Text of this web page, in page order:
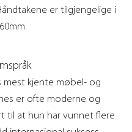
er tilgjengelige i
mest kjente møbel- og
er ofte moderne og
til at hun har vunnet flere